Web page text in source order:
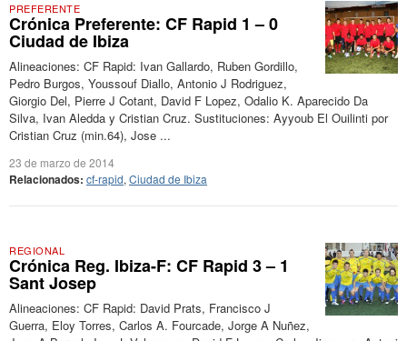
PREFERENTE
Crónica Preferente: CF Rapid 1 – 0
Ciudad de Ibiza
Alineaciones: CF Rapid: Ivan Gallardo, Ruben Gordillo,
Pedro Burgos, Youssouf Diallo, Antonio J Rodriguez,
Giorgio Del, Pierre J Cotant, David F Lopez, Odalio K. Aparecido Da
Silva, Ivan Aledda y Cristian Cruz. Sustituciones: Ayyoub El Ouilinti por
Cristian Cruz (min.64), Jose ...
23 de marzo de 2014
Relacionados: cf-rapid, Ciudad de Ibiza
REGIONAL
Crónica Reg. Ibiza-F: CF Rapid 3 – 1
Sant Josep
Alineaciones: CF Rapid: David Prats, Francisco J
Guerra, Eloy Torres, Carlos A. Fourcade, Jorge A Nuñez,